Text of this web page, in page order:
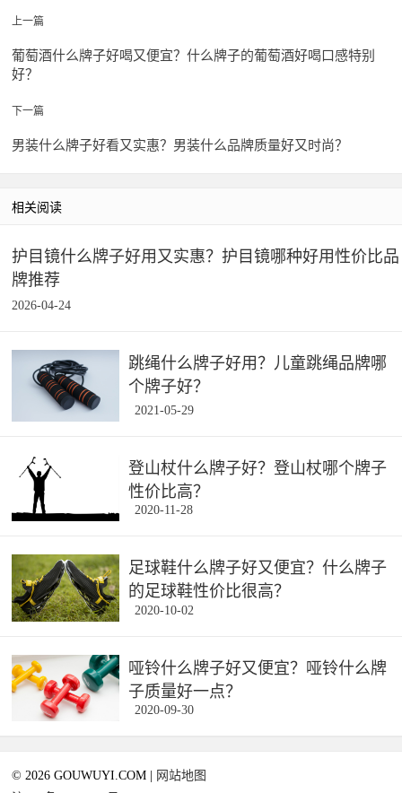
上一篇
葡萄酒什么牌子好喝又便宜？什么牌子的葡萄酒好喝口感特别
好？
下一篇
男装什么牌子好看又实惠？男装什么品牌质量好又时尚？
相关阅读
护目镜什么牌子好用又实惠？护目镜哪种好用性价比品
牌推荐
2026-04-24
跳绳什么牌子好用？儿童跳绳品牌哪
个牌子好？
2021-05-29
登山杖什么牌子好？登山杖哪个牌子
性价比高？
2020-11-28
足球鞋什么牌子好又便宜？什么牌子
的足球鞋性价比很高？
2020-10-02
哑铃什么牌子好又便宜？哑铃什么牌
子质量好一点？
2020-09-30
© 2026 GOUWUYI.COM |
网站地图